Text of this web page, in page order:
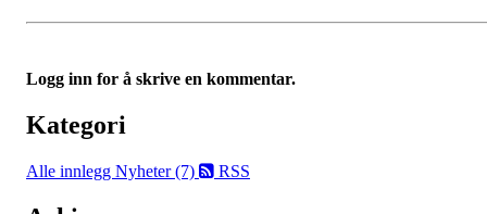
Logg inn for å skrive en kommentar.
Kategori
Alle innlegg Nyheter (7) RSS